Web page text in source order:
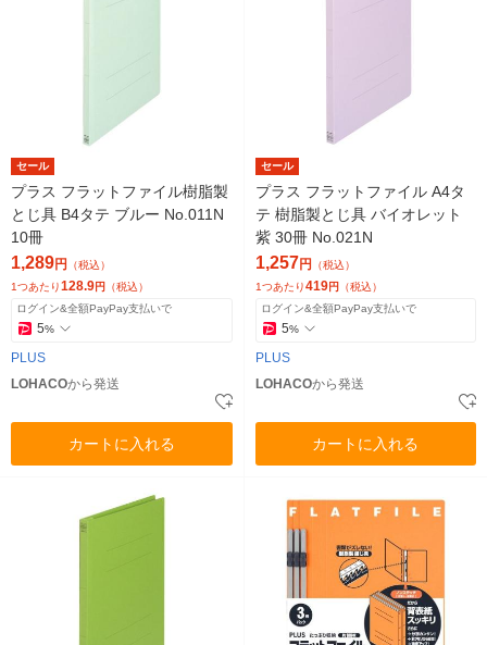
セール
プラス フラットファイル樹脂製
とじ具 B4タテ ブルー No.011N
10冊
1,289円
（税込）
1つあたり128.9円 （税込）
ログイン&全額PayPay支払いで
5%
PLUS
LOHACOから発送
カートに入れる
セール
プラス フラットファイル A4タ
テ 樹脂製とじ具 バイオレット
紫 30冊 No.021N
1,257円
（税込）
1つあたり419円 （税込）
ログイン&全額PayPay支払いで
5%
PLUS
LOHACOから発送
カートに入れる